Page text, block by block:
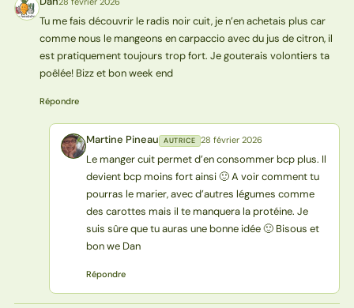
D
Tu me fais découvrir le radis noir cuit, je n’en achetais plus car
comme nous le mangeons en carpaccio avec du jus de citron, il
est pratiquement toujours trop fort. Je gouterais volontiers ta
poêlée! Bizz et bon week end
Répondre
MP Martine Pineau AUTRICE 28 février 2026
Le manger cuit permet d’en consommer bcp plus. Il
devient bcp moins fort ainsi 🙂 A voir comment tu
pourras le marier, avec d’autres légumes comme
des carottes mais il te manquera la protéine. Je
suis sûre que tu auras une bonne idée 🙂 Bisous et
bon we Dan
Répondre